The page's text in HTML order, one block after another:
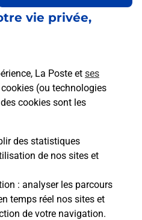
vie privée,
La Poste et ses
(ou technologies
cookies sont les
des statistiques
de nos sites et
: analyser les parcours
temps réel nos sites et
de votre navigation.
un
depuis un
une
?
t-elle
?